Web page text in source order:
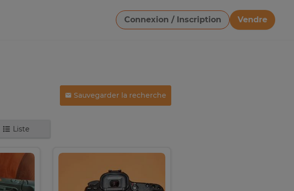
Connexion / Inscription
Vendre
Télécharger une image
Sauvegarder la recherche
Liste